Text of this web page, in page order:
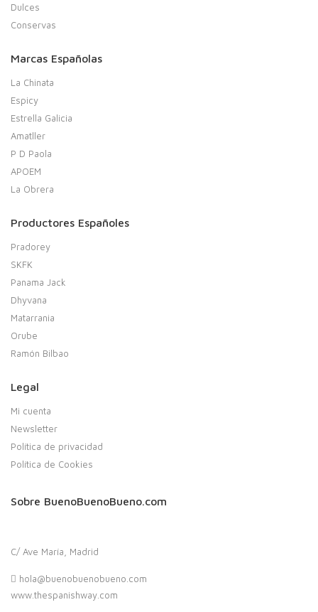
Dulces
Conservas
Marcas Españolas
La Chinata
Espicy
Estrella Galicia
Amatller
P D Paola
APOEM
La Obrera
Productores Españoles
Pradorey
SKFK
Panama Jack
Dhyvana
Matarrania
Orube
Ramón Bilbao
Legal
Mi cuenta
Newsletter
Política de privacidad
Política de Cookies
Sobre BuenoBuenoBueno.com
C/ Ave María, Madrid
hola@buenobuenobueno.com
www.thespanishway.com